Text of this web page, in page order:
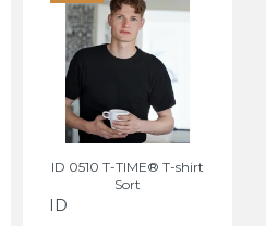
ID 0510 T-TIME® T-shirt
Sort
ID